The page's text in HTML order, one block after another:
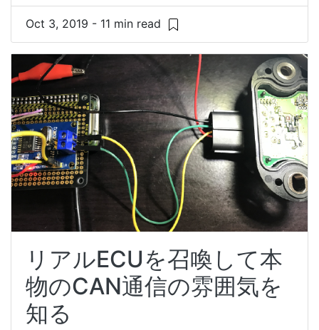
Oct 3, 2019 - 11 min read
リアルECUを召喚して本
物のCAN通信の雰囲気を
知る